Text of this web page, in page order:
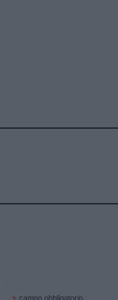
campo obbligatorio